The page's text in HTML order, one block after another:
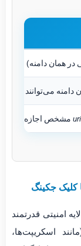
دامنه) اجازه
می‌توانند در فریم
اجازه بارگذاری در
قدرتمند